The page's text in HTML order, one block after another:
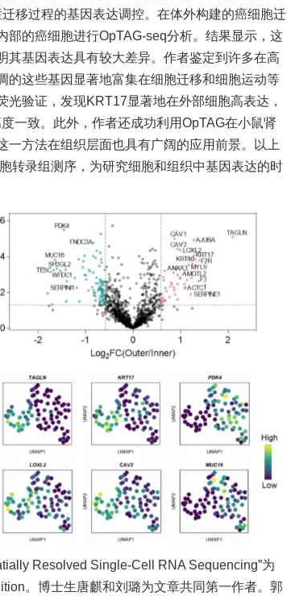
移过程的基因表达调控。在体外构建的癌细胞迁
的癌细胞进行OpTAG-seq分析。结果显示，这
基因表达具有较大差异。作者鉴定到许多在高
的这些基因显著地富集在细胞迁移和细胞运动等
验证，发现KRT17显著地在外部细胞高表达，
一致。此外，作者还成功利用OpTAG在小鼠肾
方法在组织层面也具有广阔的应用前景。以上
转录组测序，为研究细胞和组织中基因表达的时
Resolved Single-Cell RNA Sequencing”为
。博士生唐麒和刘璐为文章共同第一作者。郭